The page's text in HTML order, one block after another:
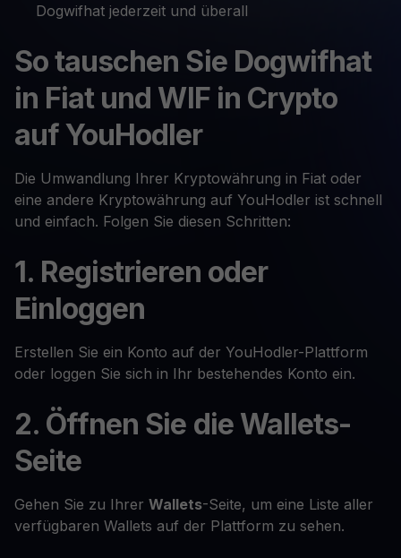
Dogwifhat jederzeit und überall
So tauschen Sie Dogwifhat
in Fiat und WIF in Crypto
auf YouHodler
Die Umwandlung Ihrer Kryptowährung in Fiat oder
eine andere Kryptowährung auf YouHodler ist schnell
und einfach. Folgen Sie diesen Schritten:
1. Registrieren oder
Einloggen
Erstellen Sie ein Konto auf der YouHodler-Plattform
oder loggen Sie sich in Ihr bestehendes Konto ein.
2. Öffnen Sie die Wallets-
Seite
Gehen Sie zu Ihrer Wallets-Seite, um eine Liste aller
verfügbaren Wallets auf der Plattform zu sehen.